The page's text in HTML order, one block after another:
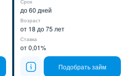
Срок
до 60 дней
Возраст
от 18 до 75 лет
Ставка
от 0,01%
Подобрать займ